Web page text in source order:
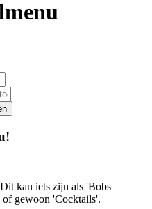
kan iets zijn als 'Bobs
of gewoon 'Cocktails'.